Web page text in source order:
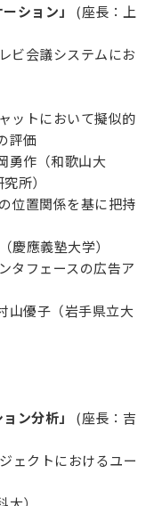
ション」
(座長：上
ビ会議システムにお
ットにおいて擬似的
評価
勇作（和歌山大
所）
位置関係を基に把持
應義塾大学）
タフェースの広告ア
山優子（岩手県立大
ン分析」
(座長：吉
ェクトにおけるユー